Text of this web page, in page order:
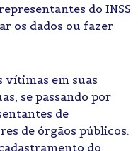
do INSS
os dados ou fazer
vítimas em suas
se passando por
de
de órgãos públicos.
do